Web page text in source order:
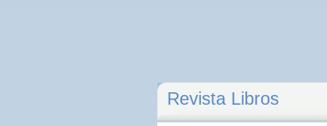
Revista Libros